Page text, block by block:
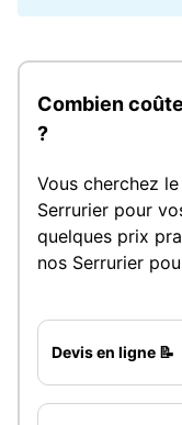
Combien
?
Vous cherchez
Serrurier pour
quelques prix
nos Serrurier
Devis en ligne 📝